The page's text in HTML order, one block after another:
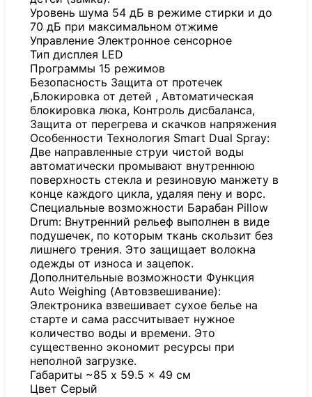
Уровень шума 54 дБ в режиме стирки и до
70 дБ при максимальном отжиме
Управление Электронное сенсорное
Тип дисплея LED
Программы 15 режимов
Безопасность Защита от протечек
,Блокировка от детей , Автоматическая
блокировка люка, Контроль дисбаланса,
Защита от перегрева и скачков напряжения
Особенности Технология Smart Dual Spray:
Две направленные струи чистой воды
автоматически промывают внутреннюю
поверхность стекла и резиновую манжету в
конце каждого цикла, удаляя пену и ворс.
Специальные возможности Барабан Pillow
Drum: Внутренний рельеф выполнен в виде
подушечек, по которым ткань скользит без
лишнего трения. Это защищает волокна
одежды от износа и зацепок.
Дополнительные возможности Функция
Auto Weighing (Автовзвешивание):
Электроника взвешивает сухое белье на
старте и сама рассчитывает нужное
количество воды и времени. Это
существенно экономит ресурсы при
неполной загрузке.
Габариты ~85 x 59.5 x 49 см
Цвет Серый